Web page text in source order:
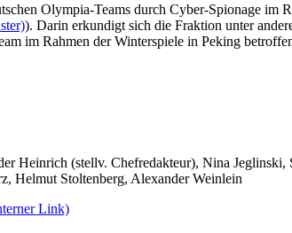
Olympia-Teams durch Cyber-Spionage
). Darin erkundigt sich die Fraktion unter
im Rahmen der Winterspiele in Peking
Heinrich (stellv. Chefredakteur), Nina Jeglinski,
Helmut Stoltenberg, Alexander Weinlein
Link)